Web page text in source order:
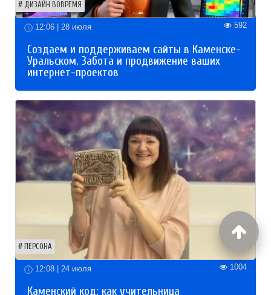
ДИЗАЙН ВОВРЕМЯ
12:06 | 28 июля 592
Создаем и поддерживаем сайты в Каменске-
Уральском. Забота и продвижение ваших
интернет-проектов
ПЕРСОНА
12:08 | 24 июля 1004
Каменский код: как учительница